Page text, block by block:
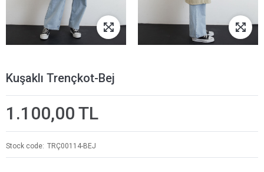
Kuşaklı Trençkot-Bej
1.100,00 TL
Stock code TRÇ00114-BEJ